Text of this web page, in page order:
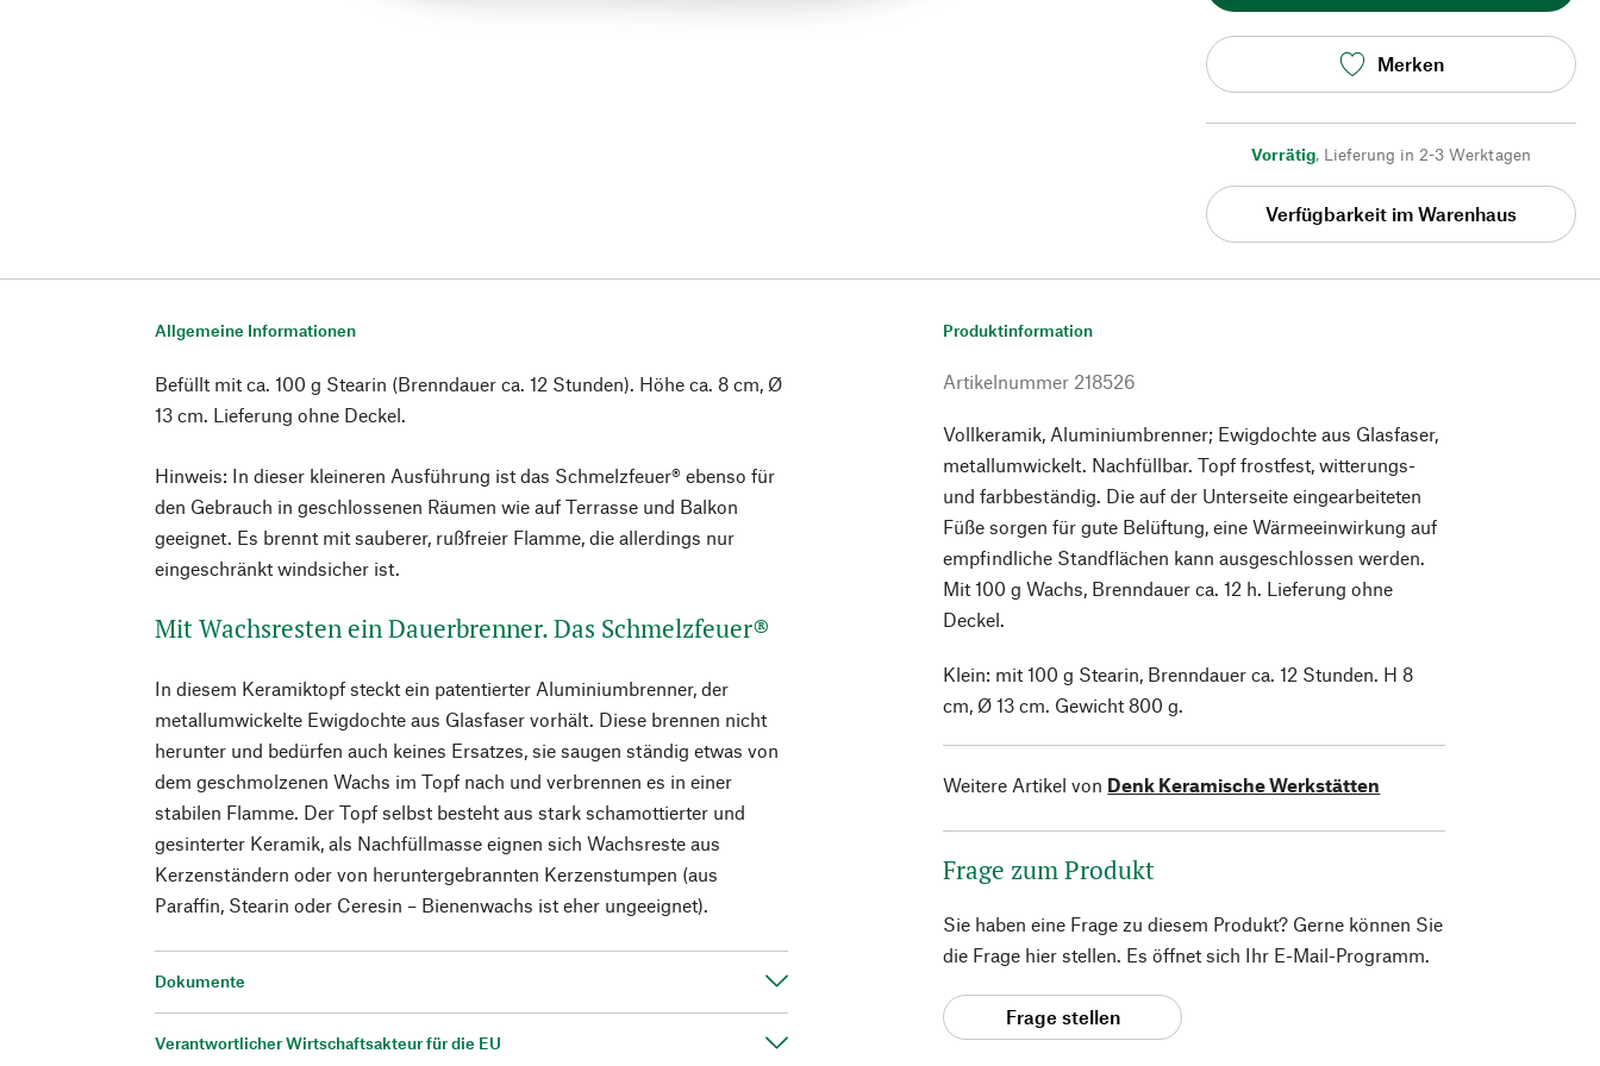
Merken
Vorrätig, Lieferung in 2-3 Werktagen
Verfügbarkeit im Warenhaus
Allgemeine Informationen
Befüllt mit ca. 100 g Stearin (Brenndauer ca. 12 Stunden). Höhe ca. 8 cm, Ø
13 cm. Lieferung ohne Deckel.
Hinweis: In dieser kleineren Ausführung ist das Schmelzfeuer® ebenso für
den Gebrauch in geschlossenen Räumen wie auf Terrasse und Balkon
geeignet. Es brennt mit sauberer, rußfreier Flamme, die allerdings nur
eingeschränkt windsicher ist.
Mit Wachsresten ein Dauerbrenner. Das Schmelzfeuer®
In diesem Keramiktopf steckt ein patentierter Aluminiumbrenner, der
metallumwickelte Ewigdochte aus Glasfaser vorhält. Diese brennen nicht
herunter und bedürfen auch keines Ersatzes, sie saugen ständig etwas von
dem geschmolzenen Wachs im Topf nach und verbrennen es in einer
stabilen Flamme. Der Topf selbst besteht aus stark schamottierter und
gesinterter Keramik, als Nachfüllmasse eignen sich Wachsreste aus
Kerzenständern oder von heruntergebrannten Kerzenstumpen (aus
Paraffin, Stearin oder Ceresin – Bienenwachs ist eher ungeeignet).
Dokumente
Verantwortlicher Wirtschaftsakteur für die EU
Produktinformation
Artikelnummer 218526
Vollkeramik, Aluminiumbrenner; Ewigdochte aus Glasfaser,
metallumwickelt. Nachfüllbar. Topf frostfest, witterungs-
und farbbeständig. Die auf der Unterseite eingearbeiteten
Füße sorgen für gute Belüftung, eine Wärmeeinwirkung auf
empfindliche Standflächen kann ausgeschlossen werden.
Mit 100 g Wachs, Brenndauer ca. 12 h. Lieferung ohne
Deckel.
Klein: mit 100 g Stearin, Brenndauer ca. 12 Stunden. H 8
cm, Ø 13 cm. Gewicht 800 g.
Weitere Artikel von Denk Keramische Werkstätten
Frage zum Produkt
Sie haben eine Frage zu diesem Produkt? Gerne können Sie
die Frage hier stellen. Es öffnet sich Ihr E-Mail-Programm.
Frage stellen